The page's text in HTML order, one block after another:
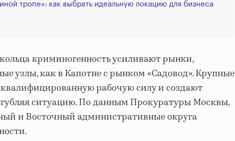
тропе»: как выбрать идеальную локацию для бизнеса
криминогенность усиливают рынки,
узлы, как в Капотне с рынком «Садовод». Крупные
рабочую силу и создают
ситуацию. По данным Прокуратуры Москвы,
и Восточный административные округа